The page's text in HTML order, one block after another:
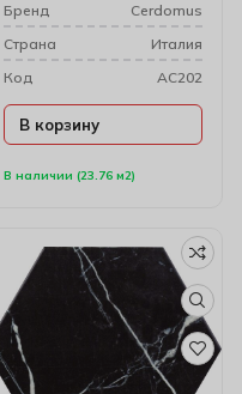
В наличии (23.76 м2)
Бренд
Cerdomus
Cтрана
Италия
Код
AC202
В корзину